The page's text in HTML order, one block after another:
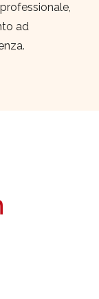
ad